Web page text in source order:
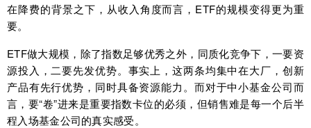
在降费的背景之下，从收入角度而言，ETF的规模变得更为重
要。
ETF做大规模，除了指数足够优秀之外，同质化竞争下，一要资
源投入，二要先发优势。事实上，这两条均集中在大厂，创新
产品有先行优势，同时具备资源能力。而对于中小基金公司而
言，要“卷”进来是重要指数卡位的必须，但销售难是每一个后半
程入场基金公司的真实感受。